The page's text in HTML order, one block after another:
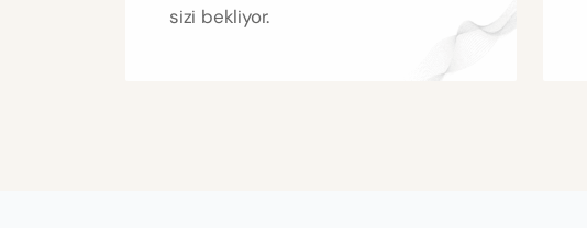
sizi bekliyor.